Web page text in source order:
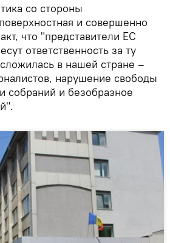
со стороны
и совершенно
что "представители ЕС
ответственность за ту
в нашей стране –
нарушение свободы
собраний и безобразное